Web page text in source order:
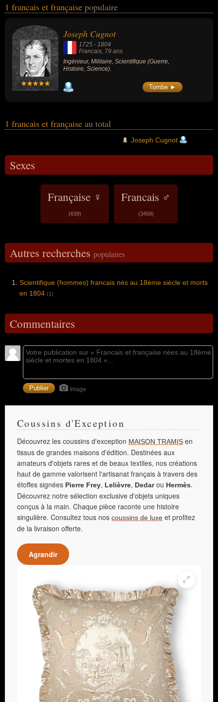
l'histoire ou de la science. Ces célébrités peuvent également avoir
1 francais et française populaire
Joseph Cugnot
1725 - 1804
Francais, 79 ans
Ingénieur, Militaire, Scientifique (Guerre,
Histoire, Science).
Tombe ►
1 francais et française au total
Joseph Cugnot
Sexes
Française ♀
(639)
Francais ♂
(3459)
Autres recherches populaires
Scientifique (hommes) francais nés au 18ème siècle et morts
en 1804 (1)
Commentaires
Image
Coussins d'Exception
Découvrez les coussins d'exception MAISON TRAMIS en
tissus de grandes maisons d'édition. Destinées aux
amateurs d'objets rares et de beaux textiles, nos créations
haut de gamme valorisent l'artisanat français à travers des
étoffes signées Pierre Frey, Lelièvre, Dedarou Hermès.
Découvrez notre sélection exclusive d'objets uniques
conçus à la main. Chaque pièce raconte une histoire
singulière. Consultez tous nos coussins de luxe et profitez
de la livraison offerte.
Agrandir